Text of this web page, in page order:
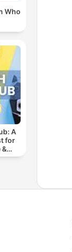
Who
A
for
&